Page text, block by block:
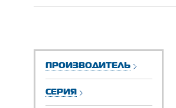
ПРОИЗВОДИТЕЛЬ
СЕРИЯ